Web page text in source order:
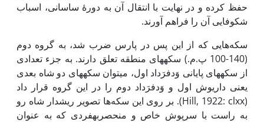
حفظ کرده و در نهایت با انتقال آن به دورۀ ساسانی، اسباب
شکوفایی آن را فراهم آورند.
سکه‌هایی که از این پس در پارس ضرب شد، به گروه دوم
(140-100 پ.م.) سکه­های منطقه تعلق دارند. به جزء تعدادی
از سکه­های پایانی وَدفرَداد اول، می­توان سکه­های دو شاه بعدی
یعنی داریوش اول و وَدفرَداد دوم را در این گروه قرار داد
(Hill, 1922: clxx). بر روی این سکه‌ها تصویر ریش­دار شاه رو
به راست با سرپوش خاص و منحصر­به­فردی که به عنوان